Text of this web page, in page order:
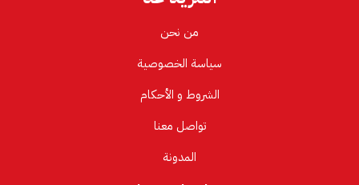
من نحن
سياسة الخصوصية
الشروط و الأحكام
تواصل معنا
المدونة